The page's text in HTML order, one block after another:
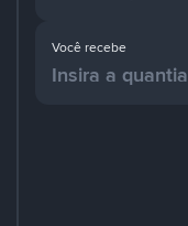
Você recebe